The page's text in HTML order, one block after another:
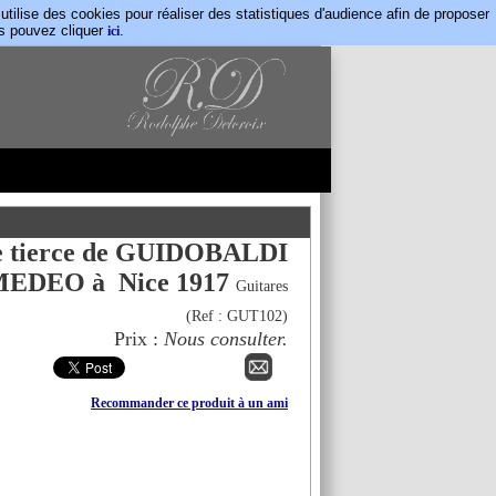
des cookies pour réaliser des statistiques d'audience afin de proposer
pouvez cliquer ici.
tierce de GUIDOBALDI
à Nice 1917 Guitares
(Ref : GUT102)
Prix : Nous consulter.
Recommander ce produit à un ami